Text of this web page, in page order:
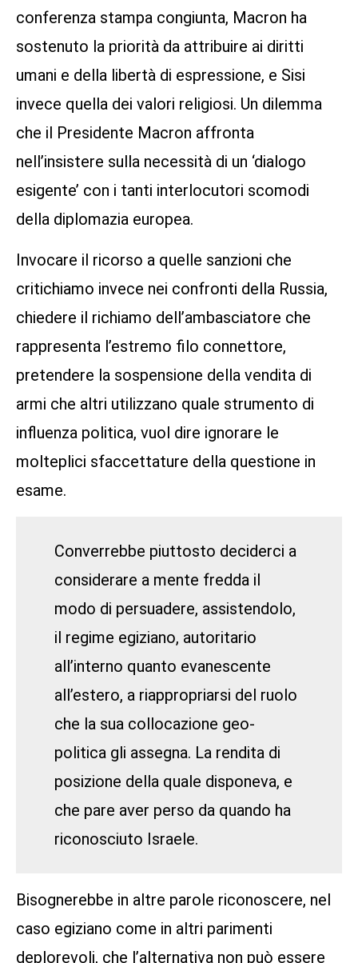
conferenza stampa congiunta, Macron ha
sostenuto la priorità da attribuire ai diritti
umani e della libertà di espressione, e Sisi
invece quella dei valori religiosi. Un dilemma
che il Presidente Macron affronta
nell’insistere sulla necessità di un ‘dialogo
esigente’ con i tanti interlocutori scomodi
della diplomazia europea.
Invocare il ricorso a quelle sanzioni che
critichiamo invece nei confronti della Russia,
chiedere il richiamo dell’ambasciatore che
rappresenta l’estremo filo connettore,
pretendere la sospensione della vendita di
armi che altri utilizzano quale strumento di
influenza politica, vuol dire ignorare le
molteplici sfaccettature della questione in
esame.
Converrebbe piuttosto deciderci a
considerare a mente fredda il
modo di persuadere, assistendolo,
il regime egiziano, autoritario
all’interno quanto evanescente
all’estero, a riappropriarsi del ruolo
che la sua collocazione geo-
politica gli assegna. La rendita di
posizione della quale disponeva, e
che pare aver perso da quando ha
riconosciuto Israele.
Bisognerebbe in altre parole riconoscere, nel
caso egiziano come in altri parimenti
deplorevoli, che l’alternativa non può essere